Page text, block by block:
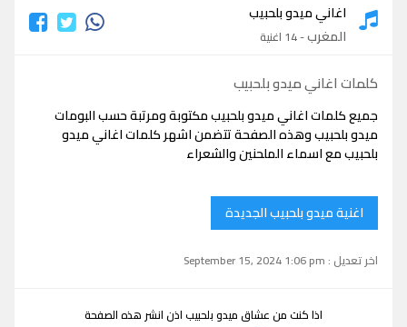
اغاني ميدو بلحبيب
المغرب- 14 اغنية
كلمات اغاني ميدو بلحبيب
جميع كلمات اغاني ميدو بلحبيب مكتوبة ومرتبة حسب البومات
ميدو بلحبيب وهذه الصفحة تتضمن اشهر كلمات اغاني ميدو
بلحبيب مع اسماء الملحنين والشعراء
اغنية ميدو بلحبيب الجديدة
اخر تعديل : September 15, 2024 1:06 pm
اذا كنت من عشاق ميدو بلحبيب اذن انشر هذه الصفحة